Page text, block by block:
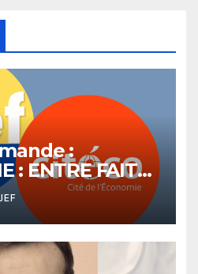
:
: ENTRE FAITS
»